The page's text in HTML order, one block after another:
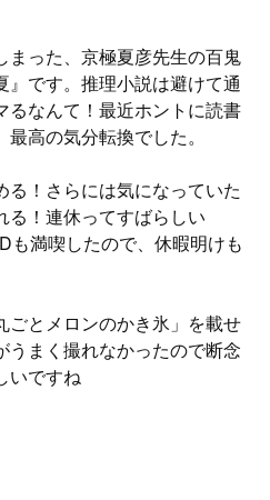
まった、京極夏彦先生の百鬼
です。推理小説は避けて通
るなんて！最近ホントに読書
高の気分転換でした。
！さらには気になっていた
る！連休ってすばらしい
満喫したので、休暇明けも
ごとメロンのかき氷」を載せ
うまく撮れなかったので断念
いですね